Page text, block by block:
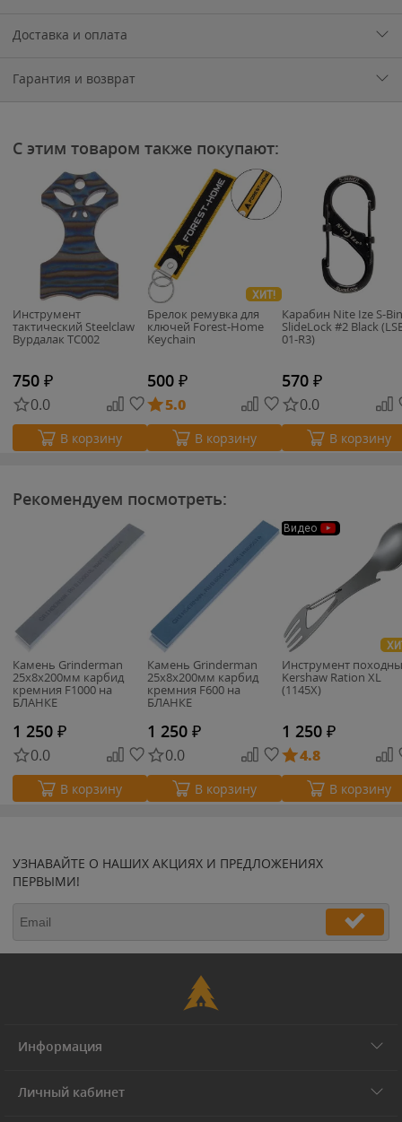
Доставка и оплата
Гарантия и возврат
С этим товаром также покупают:
Инструмент
тактический Steelclaw
Вурдалак TC002
750 ₽
0.0
В корзину
ХИТ!
Брелок ремувка для
ключей Forest-Home
Keychain
500 ₽
5.0
В корзину
Карабин Nite Ize S-
SlideLock #2 Black
01-R3)
570 ₽
0.0
В корзину
Рекомендуем посмотреть:
Камень Grinderman
25х8х200мм карбид
кремния F1000 на
БЛАНКЕ
1 250 ₽
0.0
В корзину
Камень Grinderman
25х8х200мм карбид
кремния F600 на
БЛАНКЕ
1 250 ₽
0.0
В корзину
Видео
Инструмент
Kershaw Ration XL
(1145X)
1 250 ₽
4.8
В корзину
УЗНАВАЙТЕ О НАШИХ АКЦИЯХ И ПРЕДЛОЖЕНИЯХ
ПЕРВЫМИ!
Информация
Личный кабинет